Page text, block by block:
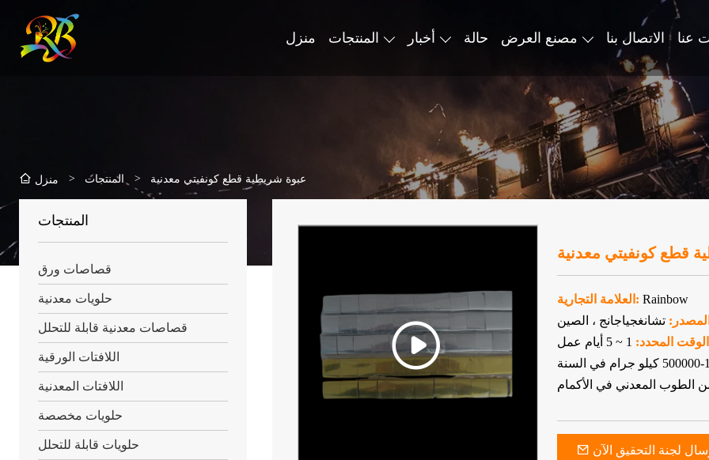
منزل المنتجات أخبار حالة مصنع العرض الاتصال بنا عنا
منزل > المنتجات > عبوة شريطية قطع كونفيتي معدنية
المنتجات
قصاصات ورق
حلويات معدنية
قصاصات معدنية قابلة للتحلل
اللافتات الورقية
اللافتات المعدنية
حلويات مخصصة
حلويات قابلة للتحلل
قطع كونفيتي معدنية
العلامة التجارية: Rainbow
المصدر: تشانغجياجانج ، الصين
المحدد: 1 ~ 5 أيام عمل
المعدني في الأكمام
لجنة التحقيق الآن